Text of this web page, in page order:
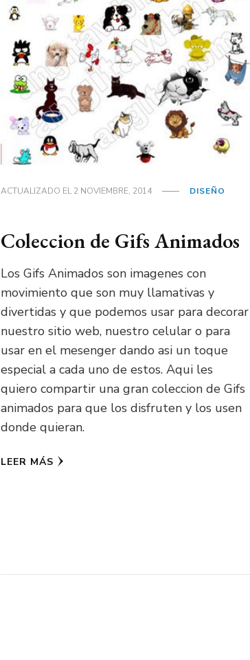
ACTUALIZADO EL2 NOVIEMBRE, 2014 DISEÑO
Coleccion de Gifs Animados
Los Gifs Animados son imagenes con
movimiento que son muy llamativas y
divertidas y que podemos usar para decorar
nuestro sitio web, nuestro celular o para
usar en el mesenger dando asi un toque
especial a cada uno de estos. Aqui les
quiero compartir una gran coleccion de Gifs
animados para que los disfruten y los usen
donde quieran.
LEER MÁS